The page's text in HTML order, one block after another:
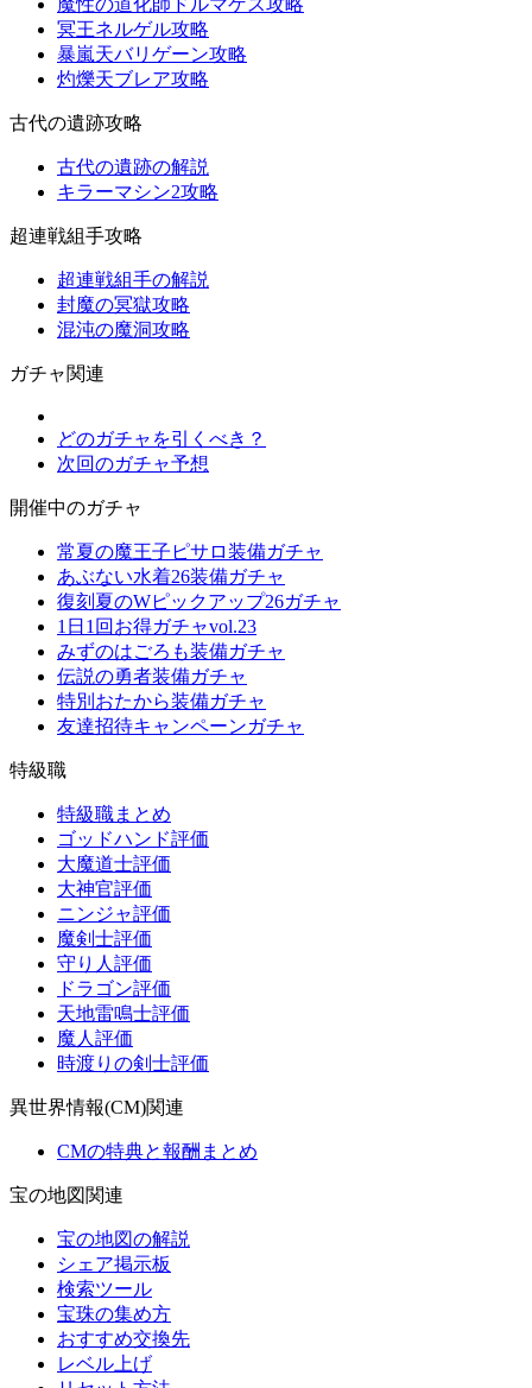
魔性の道化師ドルマゲス攻略
冥王ネルゲル攻略
暴嵐天バリゲーン攻略
灼爍天ブレア攻略
古代の遺跡攻略
古代の遺跡の解説
キラーマシン2攻略
超連戦組手攻略
超連戦組手の解説
封魔の冥獄攻略
混沌の魔洞攻略
ガチャ関連
どのガチャを引くべき？
次回のガチャ予想
開催中のガチャ
常夏の魔王子ピサロ装備ガチャ
あぶない水着26装備ガチャ
復刻夏のWピックアップ26ガチャ
1日1回お得ガチャvol.23
みずのはごろも装備ガチャ
伝説の勇者装備ガチャ
特別おたから装備ガチャ
友達招待キャンペーンガチャ
特級職
特級職まとめ
ゴッドハンド評価
大魔道士評価
大神官評価
ニンジャ評価
魔剣士評価
守り人評価
ドラゴン評価
天地雷鳴士評価
魔人評価
時渡りの剣士評価
異世界情報(CM)関連
CMの特典と報酬まとめ
宝の地図関連
宝の地図の解説
シェア掲示板
検索ツール
宝珠の集め方
おすすめ交換先
レベル上げ